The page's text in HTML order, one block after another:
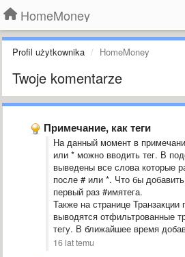
HomeMoney
Profil użytkownika HomeMoney
Twoje komentarze
Примечание, как теги
На данный момент в
или * можно вводить тег. В
выведены все слова которые
после # или *. Что бы
первый раз #имятега.
Также на странице Транзакции
выводятся отфильтрованные
тегу. В ближайшее время
16 lat temu